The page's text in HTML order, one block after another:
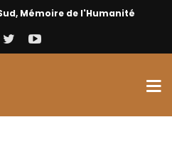
Mémoire de l'Humanité